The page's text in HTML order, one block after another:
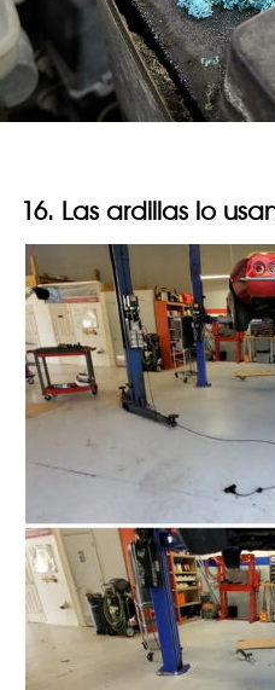
16. Las ardillas lo